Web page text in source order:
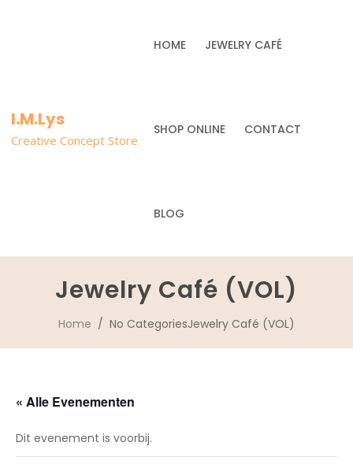
I.M.Lys
Creative Concept Store
HOME JEWELRY CAFÉ
SHOP ONLINE CONTACT
BLOG
Jewelry Café (VOL)
Home / No CategoriesJewelry Café (VOL)
« Alle Evenementen
Dit evenement is voorbij.